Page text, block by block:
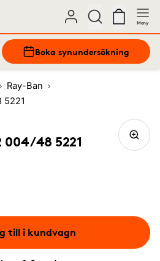
Meny
Boka synundersökning
Ray-Ban
5221
004/48 5221
till i kundvagn